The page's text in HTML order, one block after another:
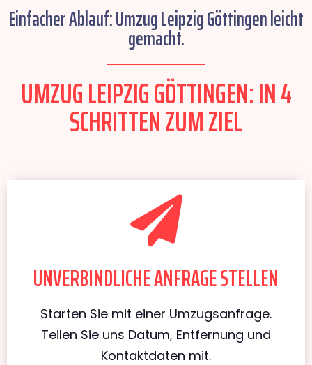
Einfacher Ablauf: Umzug Leipzig Göttingen leicht
gemacht.
UMZUG LEIPZIG GÖTTINGEN: IN 4
SCHRITTEN ZUM ZIEL
UNVERBINDLICHE ANFRAGE STELLEN
Starten Sie mit einer Umzugsanfrage.
Teilen Sie uns Datum, Entfernung und
Kontaktdaten mit.